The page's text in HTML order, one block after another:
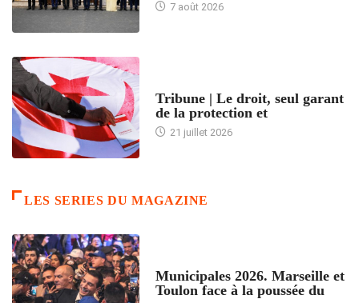
7 août 2026
Tribune | Le droit, seul garant
de la protection et
21 juillet 2026
LES SERIES DU MAGAZINE
Municipales 2026. Marseille et
Toulon face à la poussée du